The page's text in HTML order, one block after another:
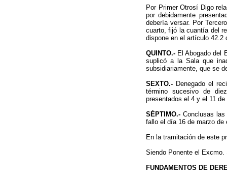
Por Primer Otrosí Digo
por debidamente
debería versar. Por
cuarto, fijó la cuantía del
dispone en el artículo 42.2
QUINTO.- El Abogado del
suplicó a la Sala que
subsidiariamente, que se
SEXTO.- Denegado el
término sucesivo de
presentados el 4 y el 11
SÉPTIMO.-Conclusas
fallo el día 16 de marzo de
En la tramitación de este
Siendo Ponente el
FUNDAMENTOS DE